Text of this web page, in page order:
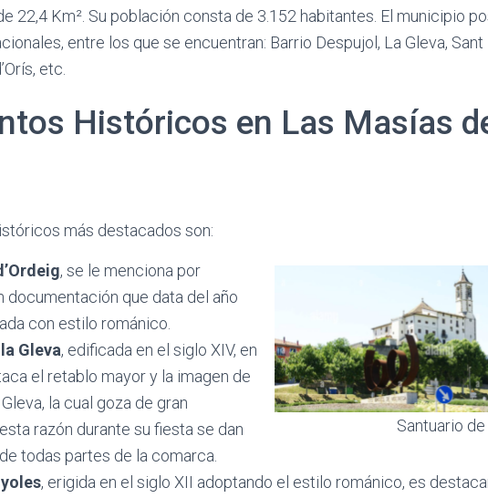
22,4 Km². Su población consta de 3.152 habitantes. El municipio
entre los que se encuentran: Barrio Despujol, La Gleva, Sant
etc.
Históricos en Las Masías
más destacados son:
Santuario de
, se le menciona por
documentación que data del año
con estilo románico.
Gleva, edificada en el siglo XIV, en
el retablo mayor y la imagen de
la cual goza de gran
razón durante su fiesta se dan
todas partes de la comarca.
, erigida en el siglo XII adoptando el estilo románico, es